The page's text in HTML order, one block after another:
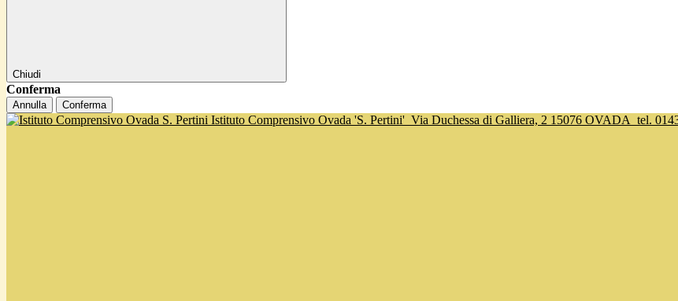
Chiudi
Conferma
Annulla Conferma
Istituto Comprensivo Ovada 'S. Pertini' Via Duchessa di Galliera, 2 15076 OVADA tel.